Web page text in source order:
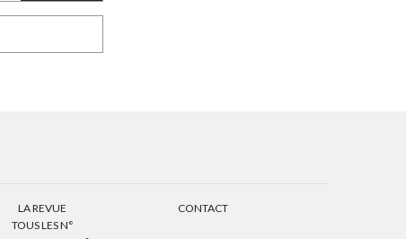
LA REVUE
TOUS LES N°
CONTACT